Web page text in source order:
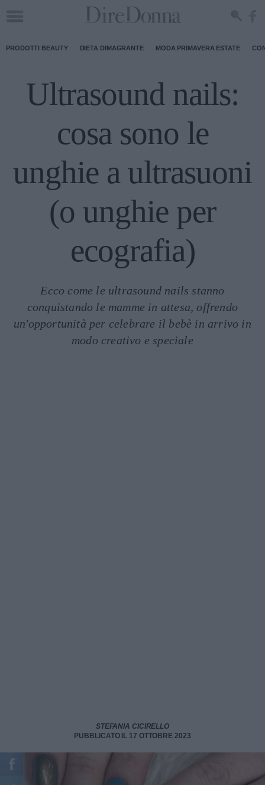
PRODOTTI BEAUTY DIETA DIMAGRANTE MODA PRIMAVERA ESTATE
Ultrasound nails:
cosa sono le
unghie a ultrasuoni
(o unghie per
ecografia)
Ecco come le ultrasound nails stanno
conquistando le mamme in attesa, offrendo
un'opportunità per celebrare il bebè in arrivo in
modo creativo e speciale
STEFANIA CICIRELLO
PUBBLICATO IL 17 OTTOBRE 2023